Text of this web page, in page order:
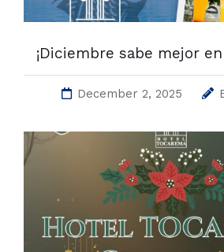
¡Diciembre sabe mejor
December 2, 2025